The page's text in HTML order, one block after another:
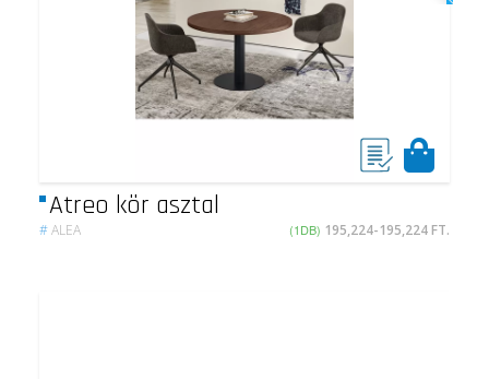
Atreo kör asztal
#ALEA (1DB) 195,224-195,224 FT.